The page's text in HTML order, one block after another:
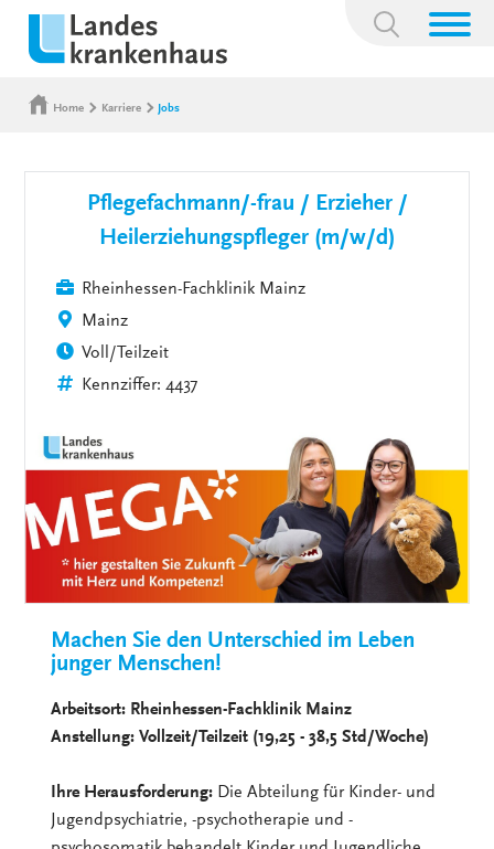
Suchbegriff:
Home Karriere Jobs
Pflegefachmann/-frau / Erzieher /
Heilerziehungspfleger (m/w/d)
Rheinhessen-Fachklinik Mainz
Mainz
Voll/Teilzeit
Kennziffer: 4437
Machen Sie den Unterschied im Leben
junger Menschen!
Arbeitsort: Rheinhessen-Fachklinik Mainz
Anstellung: Vollzeit/Teilzeit (19,25 - 38,5 Std/Woche)
Ihre Herausforderung: Die Abteilung für Kinder- und
Jugendpsychiatrie, -psychotherapie und -